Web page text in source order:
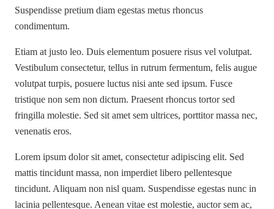
Suspendisse pretium diam egestas metus rhoncus
condimentum.
Etiam at justo leo. Duis elementum posuere risus vel volutpat.
Vestibulum consectetur, tellus in rutrum fermentum, felis augue
volutpat turpis, posuere luctus nisi ante sed ipsum. Fusce
tristique non sem non dictum. Praesent rhoncus tortor sed
fringilla molestie. Sed sit amet sem ultrices, porttitor massa nec,
venenatis eros.
Lorem ipsum dolor sit amet, consectetur adipiscing elit. Sed
mattis tincidunt massa, non imperdiet libero pellentesque
tincidunt. Aliquam non nisl quam. Suspendisse egestas nunc in
lacinia pellentesque. Aenean vitae est molestie, auctor sem ac,